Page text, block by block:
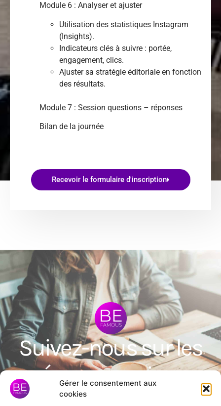
Gérer le consentement aux
cookies
Module 6 : Analyser et ajuster
Utilisation des statistiques Instagram
(Insights).
Indicateurs clés à suivre : portée,
engagement, clics.
Ajuster sa stratégie éditoriale en fonction
des résultats.
Module 7 : Session questions – réponses
Bilan de la journée
Recevoir le formulaire d'inscription
Suivez-nous sur les
réseaux sociaux